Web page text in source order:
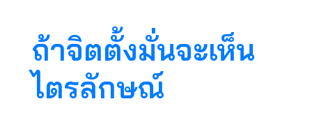
ถ้าจิตตั้งมั่นจะเห็น
ไตรลักษณ์